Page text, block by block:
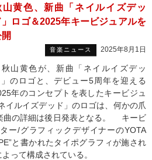
山黄色、新曲「ネイルイズデッ
」ロゴ＆2025年キービジュアルを
音楽ニュース 2025年8月1日
山黄色が、新曲「ネイルイズデッ
」のロゴと、デビュー5周年を迎える
年のコンセプトを表したキービジュ
ルイズデッド」のロゴは、何かの爪
曲の詳細は後日発表となる。 キービ
ー/グラフィックデザイナーのYOTA
と書かれたタイポグラフィが施され
って構成されている。